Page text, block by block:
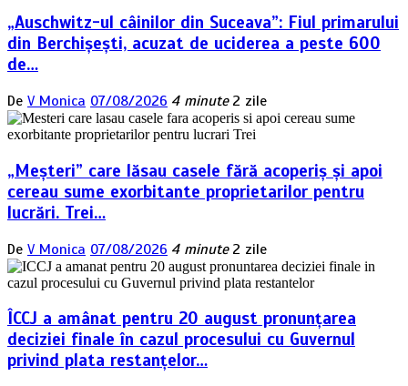
„Auschwitz-ul câinilor din Suceava”: Fiul primarului
din Berchișești, acuzat de uciderea a peste 600
de…
De V Monica 07/08/2026 4 minute 2 zile
„Meșteri” care lăsau casele fără acoperiș și apoi
cereau sume exorbitante proprietarilor pentru
lucrări. Trei…
De V Monica 07/08/2026 4 minute 2 zile
ÎCCJ a amânat pentru 20 august pronunțarea
deciziei finale în cazul procesului cu Guvernul
privind plata restanțelor…